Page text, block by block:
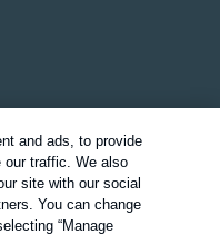
and ads, to provide
our traffic. We also
site with our social
You can change
“Manage